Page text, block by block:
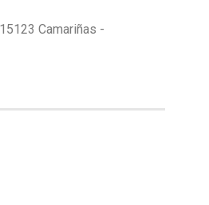
Camariñas -